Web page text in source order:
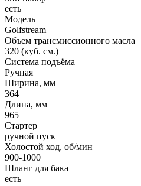
есть
Модель
Golfstream
Объем трансмиссионного масла
320 (куб. см.)
Система подъёма
Ручная
Ширина, мм
364
Длина, мм
965
Стартер
ручной пуск
Холостой ход, об/мин
900-1000
Шланг для бака
есть